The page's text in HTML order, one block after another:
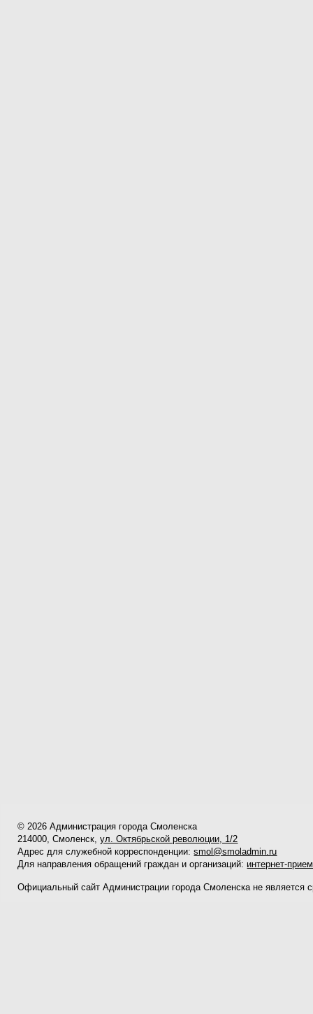
© 2026 Администрация города Смоленска
214000, Смоленск,ул. Октябрьской революции, 1/2
Адрес для служебной корреспонденции:smol@smoladmin.ru
Для направления обращений граждан и организаций: интернет-
Официальный сайт Администрации города Смоленска не является